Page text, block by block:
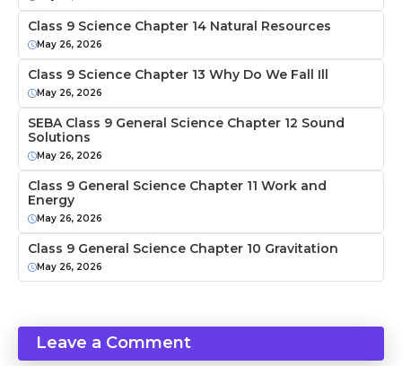
Class 9 Science Chapter 14 Natural Resources
May 26, 2026
Class 9 Science Chapter 13 Why Do We Fall Ill
May 26, 2026
SEBA Class 9 General Science Chapter 12 Sound
Solutions
May 26, 2026
Class 9 General Science Chapter 11 Work and
Energy
May 26, 2026
Class 9 General Science Chapter 10 Gravitation
May 26, 2026
Leave a Comment